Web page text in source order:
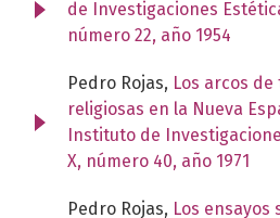
de Investigaciones
número 22, año 1954
Pedro Rojas, Los arcos
religiosas en la Nueva
Instituto de
X, número 40, año 1971
Pedro Rojas, Los ensayos